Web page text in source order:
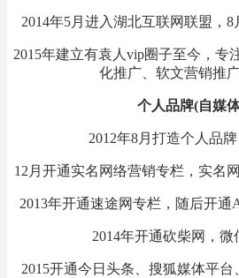
2014年5月进入湖北互联网联盟，8
2015年建立有袁人vip圈子至今，专
化推广、软文营销推广
个人品牌(自媒体
2012年8月打造个人品
12月开通实名网络营销专栏，实名
2013年开通速途网专栏，随后开通
2014年开通砍柴网，微
2015开通今日头条、搜狐媒体平台